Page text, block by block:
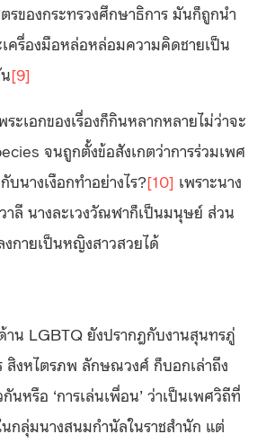
ของกระทรวงศึกษาธิการ มันก็ถูกนำ
ครื่องมือหล่อหล่อมความคิดชายเป็น
[9]
ะเอกของเรื่องก็กินหลากหลายไม่ว่าจะ
จนถูกตั้งข้อสังเกตว่าการร่วมเพศ
นางเงือกทำอย่างไร?[10] เพราะนาง
าลี นางละเวงวัณฬาก็เป็นมนุษย์ ส่วน
กายเป็นหญิงสาวสวยได้
น LGBTQ ยังปรากฎกับงานสุนทรภู่
สิงหไตรภพ ลักษณวงศ์ ก็บอกเล่าถึง
นหรือ ‘การเล่นเพื่อน’ ว่าเป็นเพศวิถีที่
กลุ่มนางสนมกำนัลในราชสำนัก แต่